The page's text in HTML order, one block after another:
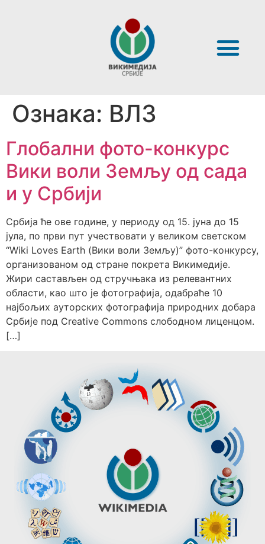
Ознака: ВЛЗ
Глобални фото-конкурс
Вики воли Земљу од сада
и у Србији
Србија ће ове године, у периоду од 15. јуна до 15
јула, по први пут учествовати у великом светском
“Wiki Loves Earth (Вики воли Земљу)” фото-конкурсу,
организованом од стране покрета Викимедије.
Жири састављен од стручњака из релевантних
области, као што је фотографија, одабраће 10
најбољих ауторских фотографија природних добара
Србије под Creative Commons слободном лиценцом.
[…]